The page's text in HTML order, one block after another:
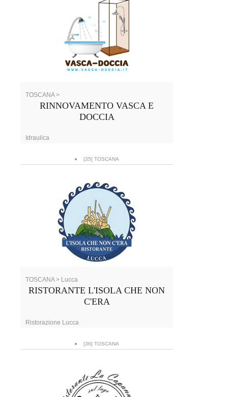
TOSCANA >
RINNOVAMENTO VASCA E
DOCCIA
Idraulica
[35] TOSCANA
TOSCANA > Lucca
RISTORANTE L'ISOLA CHE NON
C'ERA
Ristorazione Lucca
[36] TOSCANA